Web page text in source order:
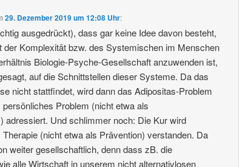
29. Dezember 2019 um 12:08 Uhr:
ausgedrückt), dass gar keine Idee davon besteht,
der Komplexität bzw. des Systemischen im Menschen
Biologie-Psyche-Gesellschaft anzuwenden ist,
auf die Schnittstellen dieser Systeme. Da das
nicht stattfindet, wird dann das Adipositas-Problem
Problem (nicht etwa als
adressiert. Und schlimmer noch: Die Kur wird
(nicht etwa als Prävention) verstanden. Da
weiter gesellschaftlich, denn dass zB. die
alle Wirtschaft in unserem nicht alternativlosen